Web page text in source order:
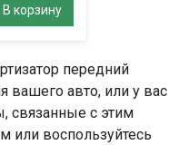
В корзину
передний
вашего авто, или у вас
связанные с этим
или воспользуйтесь